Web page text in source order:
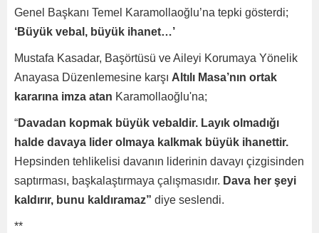
Genel Başkanı Temel Karamollaoğlu’na tepki gösterdi;
‘Büyük vebal, büyük ihanet…’
Mustafa Kasadar, Başörtüsü ve Aileyi Korumaya Yönelik
Anayasa Düzenlemesine karşı Altılı Masa’nın ortak
kararına imza atan Karamollaoğlu'na;
“Davadan kopmak büyük vebaldir. Layık olmadığı
halde davaya lider olmaya kalkmak büyük ihanettir.
Hepsinden tehlikelisi davanın liderinin davayı çizgisinden
saptırması, başkalaştırmaya çalışmasıdır. Dava her şeyi
kaldırır, bunu kaldıramaz” diye seslendi.
**